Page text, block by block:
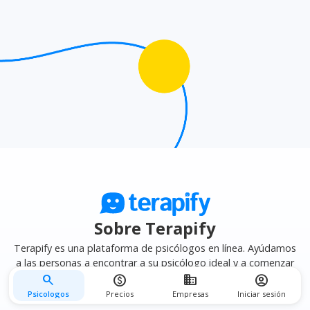
search
Psicologos
monetization_on
Precios
business
Empresas
account_circle
Iniciar sesión
Sobre Terapify
Terapify es una plataforma de psicólogos en línea. Ayúdamos
a las personas a encontrar a su psicólogo ideal y a comenzar
su terapia psicológica en línea de forma fácil, segura y privada.